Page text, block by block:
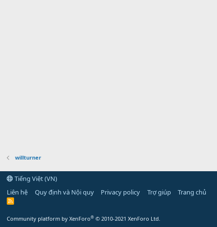
willturner
Tiếng Việt (VN)
Liên hệ
Quy định và Nội quy Privacy policy Trợ giúp Trang chủ
R
Community platform by XenForo® © 2010-2021 XenForo Ltd.